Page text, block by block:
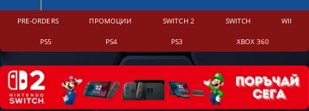
PRE-ORDERS ПРОМОЦИИ SWITCH 2 SWITCH WII
PS5 PS4 PS3 XBOX 360